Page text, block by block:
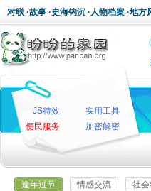
对联 ·故事 ·史海钩沉 ·人物档案 ·地方
JS特效
实用工具
便民服务
加密解密
逢年过节 情感交流 社